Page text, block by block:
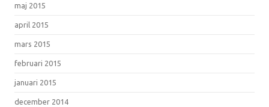
maj 2015
april 2015
mars 2015
februari 2015
januari 2015
december 2014